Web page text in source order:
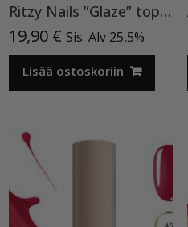
Ritzy Nails ”Glaze” top TPO vapaa
19,90 € Sis. Alv 25,5%
Lisää ostoskoriin